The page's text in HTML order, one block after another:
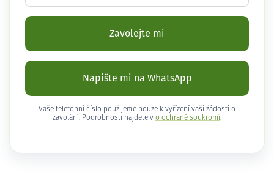
Zavolejte mi
Napište mi na WhatsApp
Vaše telefonní číslo použijeme pouze k vyřízení vaší žádosti o
zavolání. Podrobnosti najdete v o ochraně soukromí .